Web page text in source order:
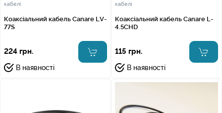
кабелі
Коаксіальний кабель Canare LV-
77S
224 грн.
В наявності
кабелі
Коаксіальний кабель Canare L-
4.5CHD
115 грн.
В наявності